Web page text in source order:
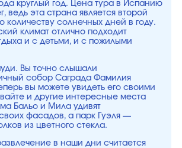
круглый год. Цена тура в Испанию
ведь эта страна является второй
количеству солнечных дней в году.
климат отлично подходит
и с детьми, и с пожилыми
Вы точно слышали
собор Саграда Фамилия
вы можете увидеть его своими
и другие интересные места
Бальо и Мила удивят
фасадов, а парк Гуэля —
из цветного стекла.
в наши дни считается